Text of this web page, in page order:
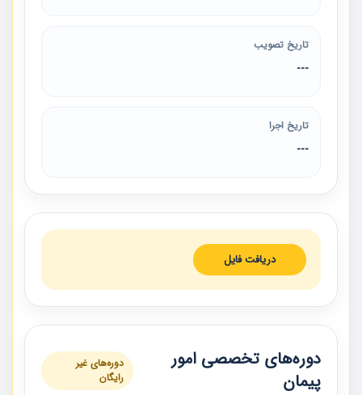
تاریخ تصویب
---
تاریخ اجرا
---
دریافت فایل
دوره‌های تخصصی امور
پیمان
دوره‌های غیر
رایگان